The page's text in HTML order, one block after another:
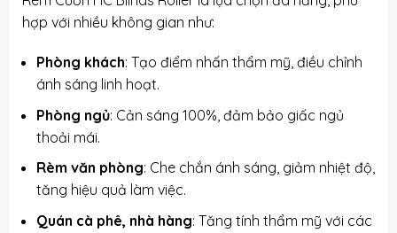
hợp với nhiều không gian như:
Phòng khách: Tạo điểm nhấn thẩm mỹ, điều chỉnh
ánh sáng linh hoạt.
Phòng ngủ: Cản sáng 100%, đảm bảo giấc ngủ
thoải mái.
Rèm văn phòng: Che chắn ánh sáng, giảm nhiệt độ,
tăng hiệu quả làm việc.
Quán cà phê, nhà hàng: Tăng tính thẩm mỹ với các